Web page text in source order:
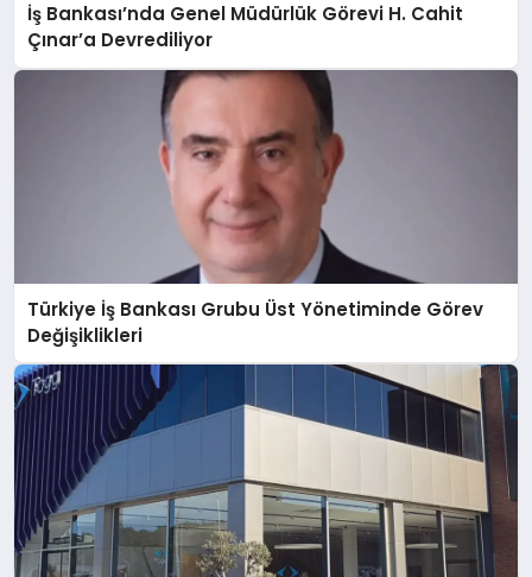
İş Bankası’nda Genel Müdürlük Görevi H. Cahit
Çınar’a Devrediliyor
Türkiye İş Bankası Grubu Üst Yönetiminde Görev
Değişiklikleri